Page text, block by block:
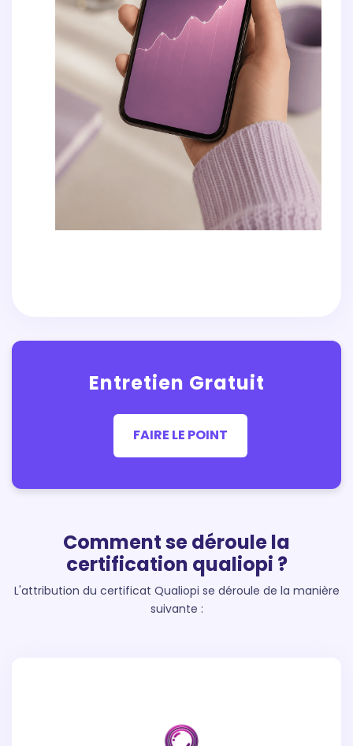
Entretien Gratuit
FAIRE LE POINT
Comment se déroule la
certification qualiopi ?
L'attribution du certificat Qualiopi se déroule de la manière
suivante :